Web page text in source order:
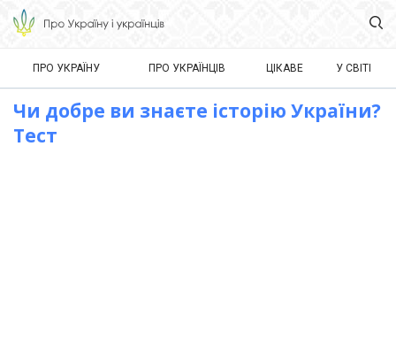
ПРО УКРАЇНУ ПРО УКРАЇНЦІВ ЦІКАВЕ У СВІТІ
Чи добре ви знаєте історію України?
Тест